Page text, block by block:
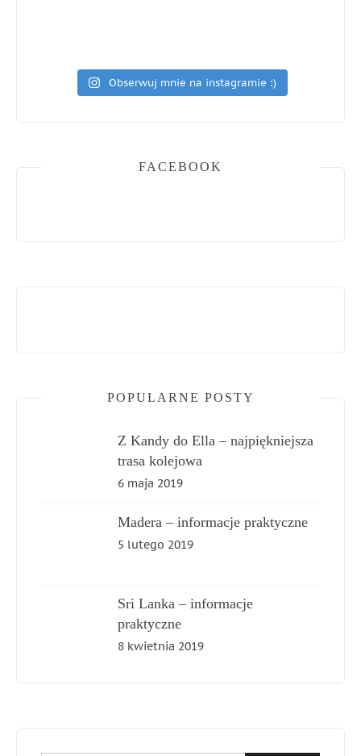
Obserwuj mnie na instagramie :)
FACEBOOK
POPULARNE POSTY
Z Kandy do Ella – najpiękniejsza
trasa kolejowa
6 maja 2019
Madera – informacje praktyczne
5 lutego 2019
Sri Lanka – informacje
praktyczne
8 kwietnia 2019